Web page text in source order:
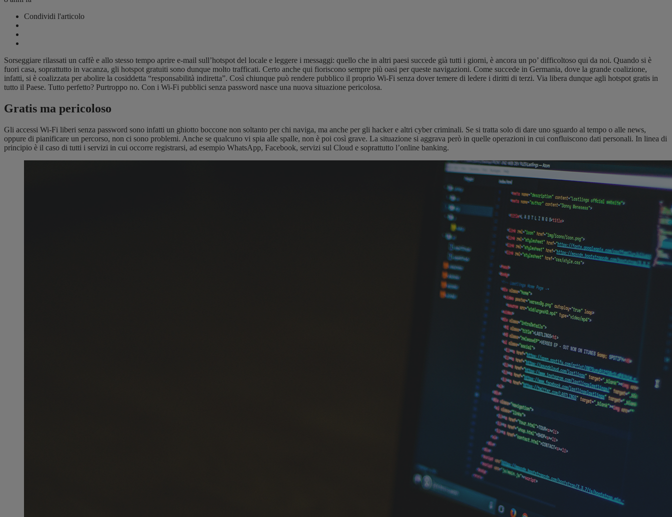
Condividi l'articolo
Sorseggiare rilassati un caffè e allo stesso tempo aprire e-mail sull’hotspot del locale e leggere i messaggi: quello che in altri paesi succede già tutti i giorni, è ancora un po’ difficoltoso qui da noi. Quando si è
fuori casa, soprattutto in vacanza, gli hotspot gratuiti sono dunque molto trafficati. Certo anche qui fioriscono sempre più oasi per queste navigazioni. Come succede in Germania, dove la grande coalizione,
infatti, si è coalizzata per abolire la cosiddetta “responsabilità indiretta”. Così chiunque può rendere pubblico il proprio Wi-Fi senza dover temere di ledere i diritti di terzi. Via libera dunque agli hotspot gratis in
tutto il Paese. Tutto perfetto? Purtroppo no. Con i Wi-Fi pubblici senza password nasce una nuova situazione pericolosa.
Gratis ma pericoloso
Gli accessi Wi-Fi liberi senza password sono infatti un ghiotto boccone non soltanto per chi naviga, ma anche per gli hacker e altri cyber criminali. Se si tratta solo di dare uno sguardo al tempo o alle news,
oppure di pianificare un percorso, non ci sono problemi. Anche se qualcuno vi spia alle spalle, non è poi così grave. La situazione si aggrava però in quelle operazioni in cui confluiscono dati personali. In linea di
principio è il caso di tutti i servizi in cui occorre registrarsi, ad esempio WhatsApp, Facebook, servizi sul Cloud e soprattutto l’online banking.